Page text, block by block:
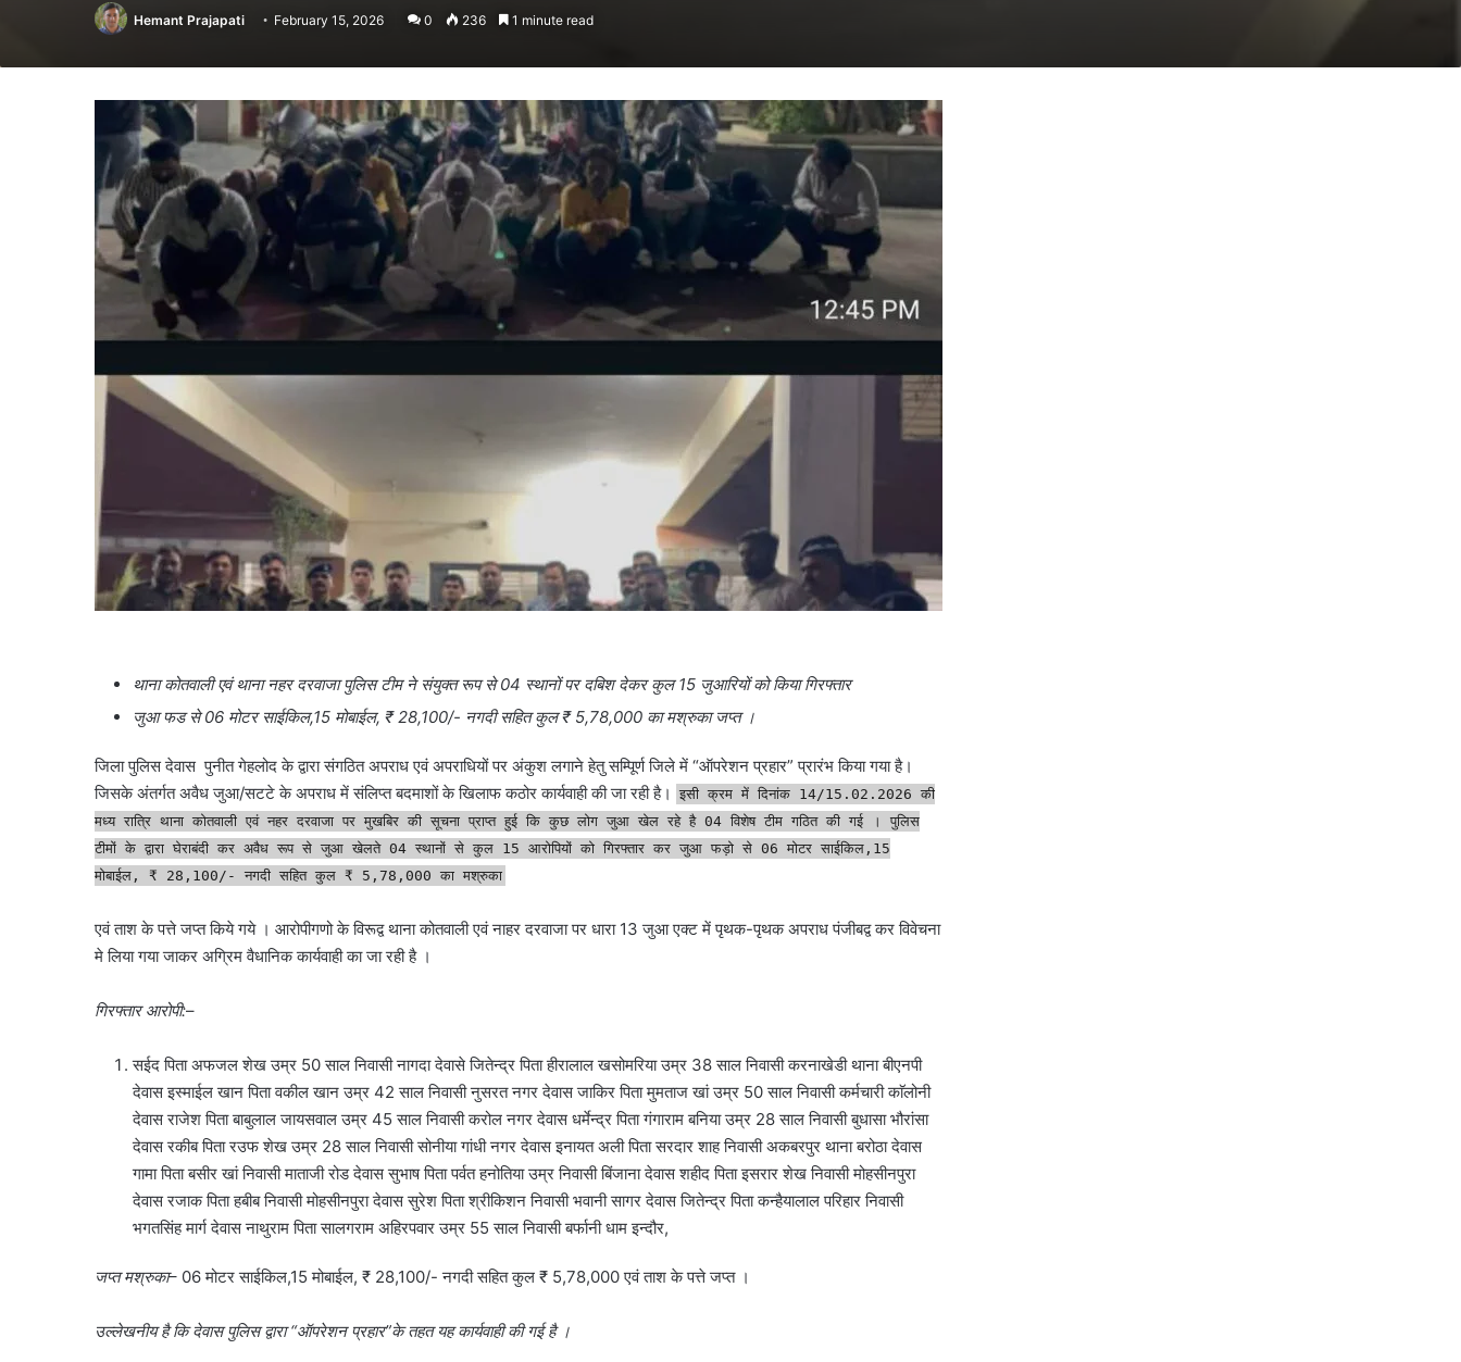
Hemant Prajapati February 15, 2026 0 236 1 minute read
थाना कोतवाली एवं थाना नहर दरवाजा पुलिस टीम ने संयुक्त रूप से 04 स्थानों पर दबिश देकर कुल 15 जुआरियों को किया गिरफ्तार
जुआ फड से 06 मोटर साईकिल,15 मोबाईल, ₹ 28,100/- नगदी सहित कुल ₹ 5,78,000 का मश्रुका जप्त ।
जिला पुलिस देवास पुनीत गेहलोद के द्वारा संगठित अपराध एवं अपराधियों पर अंकुश लगाने हेतु सम्पूिर्ण जिले में “ऑपरेशन प्रहार” प्रारंभ किया गया है।
जिसके अंतर्गत अवैध जुआ/सटटे के अपराध में संलिप्त बदमाशों के खिलाफ कठोर कार्यवाही की जा रही है।
इसी क्रम में दिनांक 14/15.02.2026 की
मध्य रात्रि थाना कोतवाली एवं नहर दरवाजा पर मुखबिर की सूचना प्राप्त हुई कि कुछ लोग जुआ खेल रहे है 04 विशेष टीम गठित की गई । पुलिस
टीमों के द्वारा घेराबंदी कर अवैध रूप से जुआ खेलते 04 स्थानों से कुल 15 आरोपियों को गिरफ्तार कर जुआ फड़ो से 06 मोटर साईकिल,15
मोबाईल, ₹ 28,100/- नगदी सहित कुल ₹ 5,78,000 का मश्रुका
एवं ताश के पत्ते जप्त किये गये । आरोपीगणो के विरूद्व थाना कोतवाली एवं नाहर दरवाजा पर धारा 13 जुआ एक्ट में पृथक-पृथक अपराध पंजीबद्व कर विवेचना
मे लिया गया जाकर अग्रिम वैधानिक कार्यवाही का जा रही है ।
गिरफ्तार आरोपी:–
सईद पिता अफजल शेख उम्र 50 साल निवासी नागदा देवासे जितेन्द्र पिता हीरालाल खसोमरिया उम्र 38 साल निवासी करनाखेडी थाना बीएनपी
देवास इस्माईल खान पिता वकील खान उम्र 42 साल निवासी नुसरत नगर देवास जाकिर पिता मुमताज खां उम्र 50 साल निवासी कर्मचारी काॅलोनी
देवास राजेश पिता बाबुलाल जायसवाल उम्र 45 साल निवासी करोल नगर देवास धर्मेन्द्र पिता गंगाराम बनिया उम्र 28 साल निवासी बुधासा भौरांसा
देवास रकीब पिता रउफ शेख उम्र 28 साल निवासी सोनीया गांधी नगर देवास इनायत अली पिता सरदार शाह निवासी अकबरपुर थाना बरोठा देवास
गामा पिता बसीर खां निवासी माताजी रोड देवास सुभाष पिता पर्वत हनोतिया उम्र निवासी बिंजाना देवास शहीद पिता इसरार शेख निवासी मोहसीनपुरा
देवास रजाक पिता हबीब निवासी मोहसीनपुरा देवास सुरेश पिता श्रीकिशन निवासी भवानी सागर देवास जितेन्द्र पिता कन्हैयालाल परिहार निवासी
भगतसिंह मार्ग देवास नाथुराम पिता सालगराम अहिरपवार उम्र 55 साल निवासी बर्फानी धाम इन्दौर,
जप्त मश्रुका– 06 मोटर साईकिल,15 मोबाईल, ₹ 28,100/- नगदी सहित कुल ₹ 5,78,000 एवं ताश के पत्ते जप्त ।
उल्लेखनीय है कि देवास पुलिस द्वारा “ऑपरेशन प्रहार”के तहत यह कार्यवाही की गई है ।